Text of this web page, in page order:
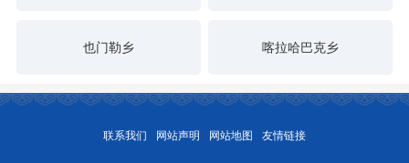
也门勒乡 喀拉哈巴克乡
联系我们 网站声明 网站地图 友情链接